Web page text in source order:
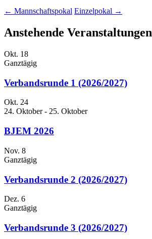
← Mannschaftspokal Einzelpokal →
Anstehende Veranstaltungen
Okt. 18
Ganztägig
Verbandsrunde 1 (2026/2027)
Okt. 24
24. Oktober- 25. Oktober
BJEM 2026
Nov. 8
Ganztägig
Verbandsrunde 2 (2026/2027)
Dez. 6
Ganztägig
Verbandsrunde 3 (2026/2027)